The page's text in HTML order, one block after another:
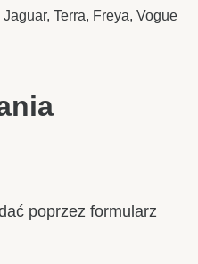
Terra, Freya, Vogue
poprzez formularz